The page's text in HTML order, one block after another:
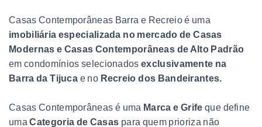
Casas Contemporâneas Barra e Recreio é uma
imobiliária especializada no mercado de Casas
Modernas e Casas Contemporâneas de Alto Padrão
em condomínios selecionados exclusivamente na
Barra da Tijuca e no Recreio dos Bandeirantes.
Casas Contemporâneas é uma Marca e Grife que define
umaCategoria de Casas para quem prioriza não